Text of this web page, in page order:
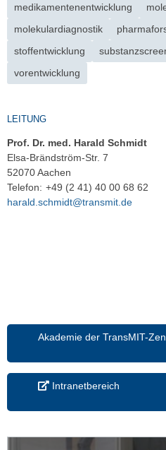
Akademie der TransMIT-
Intranetbereich
medikamentenentwicklung
molekulardiagnostik
stoffentwicklung
vorentwicklung
LEITUNG
Prof. Dr. med. Harald Schmidt
Elsa-Brändström-Str. 7
52070 Aachen
Telefon: +49 (2 41) 40 00 68 62
harald.schmidt@transmit.de